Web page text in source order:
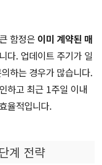
함정은 이미 계약된 매
다. 업데이트 주기가 일
하는 경우가 많습니다.
하고 최근 1주일 이내
율적입니다.
계 전략